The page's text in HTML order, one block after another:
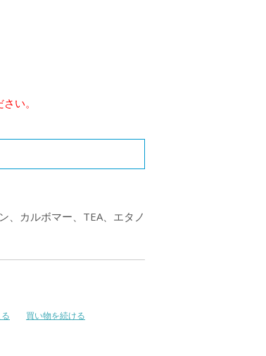
い。
、カルボマー、TEA、エタノ
買い物を続ける